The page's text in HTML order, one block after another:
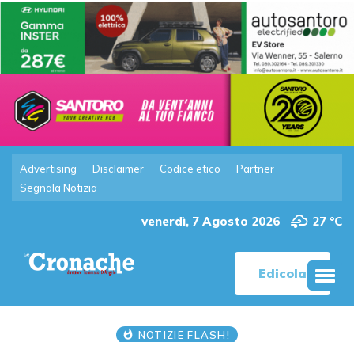
Advertising Disclaimer Codice etico
Partner
Segnala Notizia
venerdì, 7 Agosto 2026 27 °C
Edicola
NOTIZIE FLASH!